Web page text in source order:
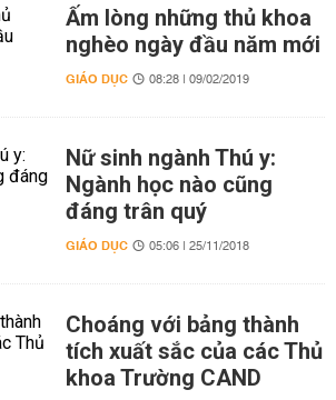
Ấm lòng những thủ khoa
nghèo ngày đầu năm mới
GIÁO DỤC 08:28 | 09/02/2019
Nữ sinh ngành Thú y:
Ngành học nào cũng
đáng trân quý
GIÁO DỤC 05:06 | 25/11/2018
Choáng với bảng thành
tích xuất sắc của các Thủ
khoa Trường CAND